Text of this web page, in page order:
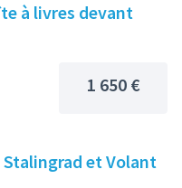
à livres devant
1 650 €
Stalingrad et Volant